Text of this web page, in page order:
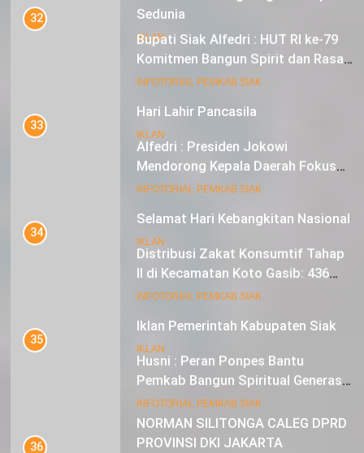
Sedunia
IKLAN
Hari Lahir Pancasila
IKLAN
Selamat Hari Kebangkitan Nasional
IKLAN
Iklan Pemerintah Kabupaten Siak
IKLAN
NORMAN SILITONGA CALEG DPRD
PROVINSI DKI JAKARTA
32
Bupati Siak Alfedri : HUT RI ke-79
Komitmen Bangun Spirit dan Rasa
Nasionalisme
INFOTORIAL PEMKAB SIAK
33
Alfedri : Presiden Jokowi
Mendorong Kepala Daerah Fokus
pada Inflasi dan Pilkada Serentak
INFOTORIAL PEMKAB SIAK
34
Distribusi Zakat Konsumtif Tahap
II di Kecamatan Koto Gasib: 436
Mustahik Terima Bantuan
INFOTORIAL PEMKAB SIAK
35
Husni : Peran Ponpes Bantu
Pemkab Bangun Spiritual Generasi
Muda
INFOTORIAL PEMKAB SIAK
36